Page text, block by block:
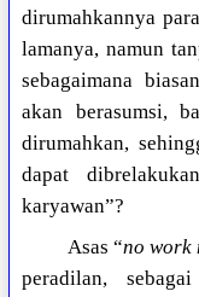
dirumahkannya
lamanya, namun
sebagaimana
akan berasumsi,
dirumahkan,
dapat
karyawan”?
Asas “no work
peradilan,